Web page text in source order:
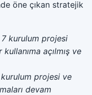
öne çıkan stratejik
kurulum projesi
açılmış ve
projesi ve
devam